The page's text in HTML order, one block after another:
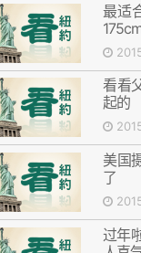
最适
看看
起的
美国
了
过年